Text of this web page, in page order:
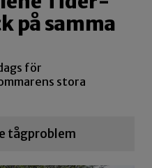
på samma
för
stora
tågproblem